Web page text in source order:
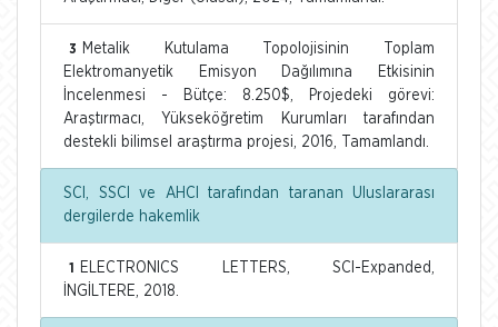
3
Metalik Kutulama Topolojisinin Toplam
Elektromanyetik Emisyon Dağılımına Etkisinin
İncelenmesi - Bütçe: 8.250$, Projedeki görevi:
Araştırmacı, Yükseköğretim Kurumları tarafından
destekli bilimsel araştırma projesi, 2016, Tamamlandı.
SCI, SSCI ve AHCI tarafından taranan Uluslararası
dergilerde hakemlik
1
ELECTRONICS LETTERS, SCI-Expanded,
İNGİLTERE, 2018.